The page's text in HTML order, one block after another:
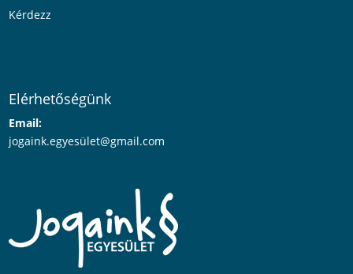
Kérdezz
Elérhetőségünk
Email:
jogaink.egyesület@gmail.com